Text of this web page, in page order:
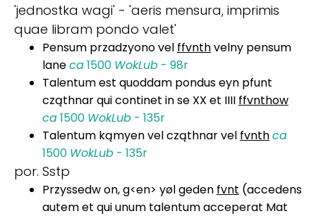
'jednostka wagi' - 'aeris mensura, imprimis
quae libram pondo valet'
Pensum przadzyono vel ffvnthvelny pensum
laneca1500 WokLub - 98r
Talentum est quoddam pondus eyn pfunt
cząthnar qui continet in se XX et IIII ffvnthow
ca1500 WokLub - 135r
Talentum kąmyen vel cząthnar vel fvnthca
1500 WokLub - 135r
por. Sstp
Przyssedw on, g<en> yøl geden fvnt (accedens
autem et qui unum talentum acceperat Mat